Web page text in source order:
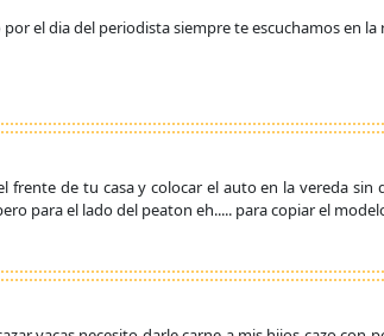
el dia del periodista siempre te escuchamos en
frente de tu casa y colocar el auto en la vereda
para el lado del peaton eh..... para copiar el